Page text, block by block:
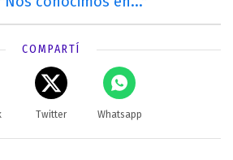
COMPARTÍ
Twitter Whatsapp